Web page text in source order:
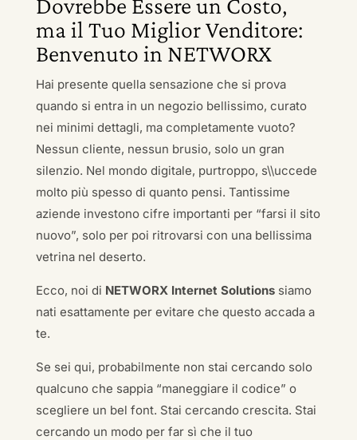
ma il Tuo Miglior Venditore:
Benvenuto in NETWORX
Hai presente quella sensazione che si prova
quando si entra in un negozio bellissimo, curato
nei minimi dettagli, ma completamente vuoto?
Nessun cliente, nessun brusio, solo un gran
silenzio. Nel mondo digitale, purtroppo, s\\uccede
molto più spesso di quanto pensi. Tantissime
aziende investono cifre importanti per “farsi il sito
nuovo”, solo per poi ritrovarsi con una bellissima
vetrina nel deserto.
Ecco, noi di NETWORX Internet Solutionssiamo
nati esattamente per evitare che questo accada a
te.
Se sei qui, probabilmente non stai cercando solo
qualcuno che sappia “maneggiare il codice” o
scegliere un bel font. Stai cercando crescita. Stai
cercando un modo per far sì che il tuo